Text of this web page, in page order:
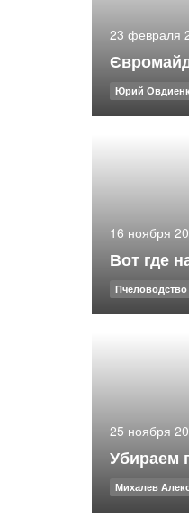
23 февраля
Юрий
16 ноября
Вот где
25 ноября
Убираем
Михалев